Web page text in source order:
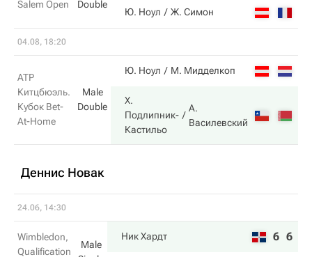
Salem Open Double
Ю. Ноул Ж. Симон
04.08, 18:20
ATP
Китцбюэль.
Кубок Bet-
At-Home
Male
Double
Ю. Ноул М. Мидделкоп
Х.
Подлипник-
Кастильо
А.
Василевский
Деннис Новак
24.06, 14:30
Wimbledon,
Qualification
Male
Ник Хардт 6 6